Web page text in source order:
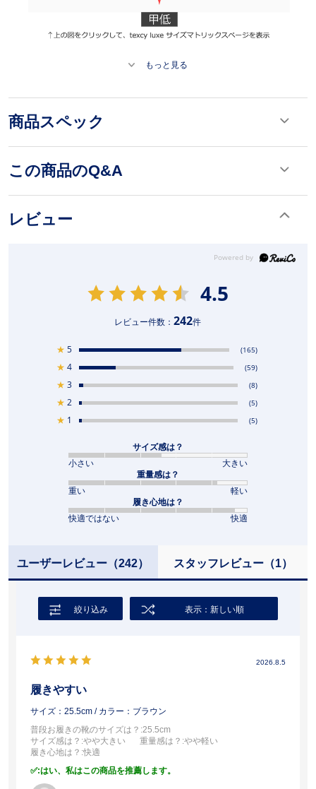
もっと見る
商品スペック
この商品のQ&A
レビュー
4.5
レビュー件数：242件
★ 5 (165)
★ 4 (59)
★ 3 (8)
★ 2 (5)
★ 1 (5)
サイズ感は？
小さい
大きい
重量感は？
重い
軽い
履き心地は？
快適ではない
快適
ユーザーレビュー （242） スタッフレビュー（1）
絞り込み 表示：新しい順
2026.8.5
履きやすい
サイズ：25.5cm / カラー：ブラウン
普段お履きの靴のサイズは？ :25.5cm
サイズ感は？ :やや大きい 重量感は？ :やや軽い
履き心地は？ :快適
:はい、私はこの商品を推薦します。